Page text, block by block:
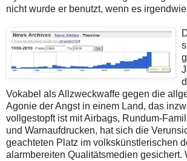
nicht wurde er benutzt, wenn es
Vokabel als Allzweckwaffe gegen die
Agonie der Angst in einem Land, das
vollgestopft ist mit Airbags, Rundum-
und Warnaufdrucken, hat sich die
geachteten Platz im volkskünstlerischen
alarmbereiten Qualitätsmedien gesichert.